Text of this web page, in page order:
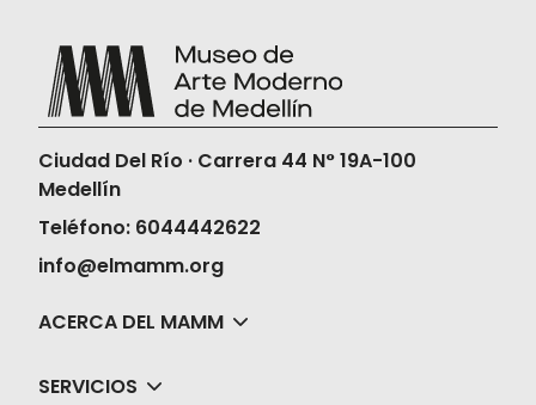
Ciudad Del Río · Carrera 44 N° 19A-100
Medellín
Teléfono: 6044442622
info@elmamm.org
ACERCA DEL MAMM
SERVICIOS